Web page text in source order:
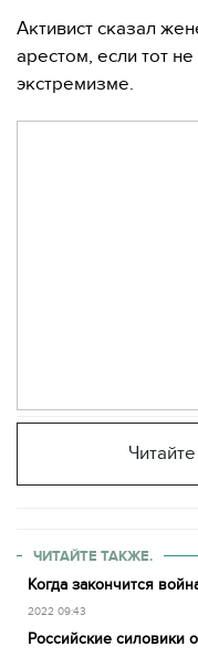
Активист сказал
арестом, если тот
экстремизме.
ЧИТАЙТЕ ТАКЖЕ.
Когда закончится
2022 09:43
Российские силовики